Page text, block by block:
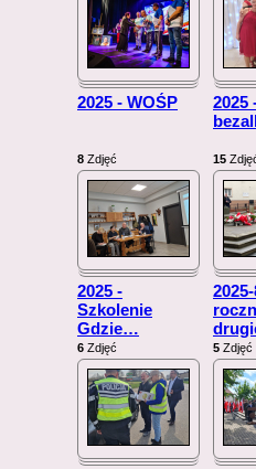
2025 - WOŚP
8 Zdjęć
2025
15
2025 -
Szkolenie
Gdzie…
6 Zdjęć 5 Zdjęć